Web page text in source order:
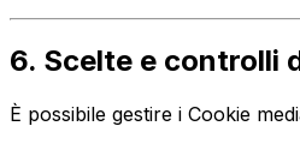
6. Scelte e controlli
È possibile gestire i Cookie